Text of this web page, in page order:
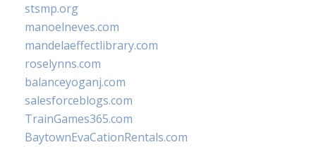
stsmp.org
manoelneves.com
mandelaeffectlibrary.com
roselynns.com
balanceyoganj.com
salesforceblogs.com
TrainGames365.com
BaytownEvaCationRentals.com